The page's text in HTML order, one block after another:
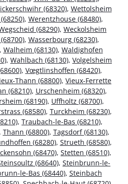
(68320), Wettolsheim
, Werentzhouse (68480),
(68290), Weckolsheim
, Wasserbourg (68230),
Walheim (68130), Waldighofen
, Wahlbach (68130), Volgelsheim
, Vœgtlinshoffen (68420),
Thann (68800), Vieux-Ferrette
(68210), Urschenheim (68320),
(68190), Uffholtz (68700),
(68580), Turckheim (68230),
, Traubach-le-Bas (68210),
Thann (68800), Tagsdorf (68130),
(68280), Strueth (68580),
(68470), Stetten (68510),
(68640), Steinbrunn-le-
le-Bas (68440), Steinbach